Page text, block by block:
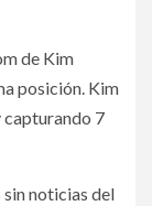
de Kim
posición. Kim
capturando 7
sin noticias del